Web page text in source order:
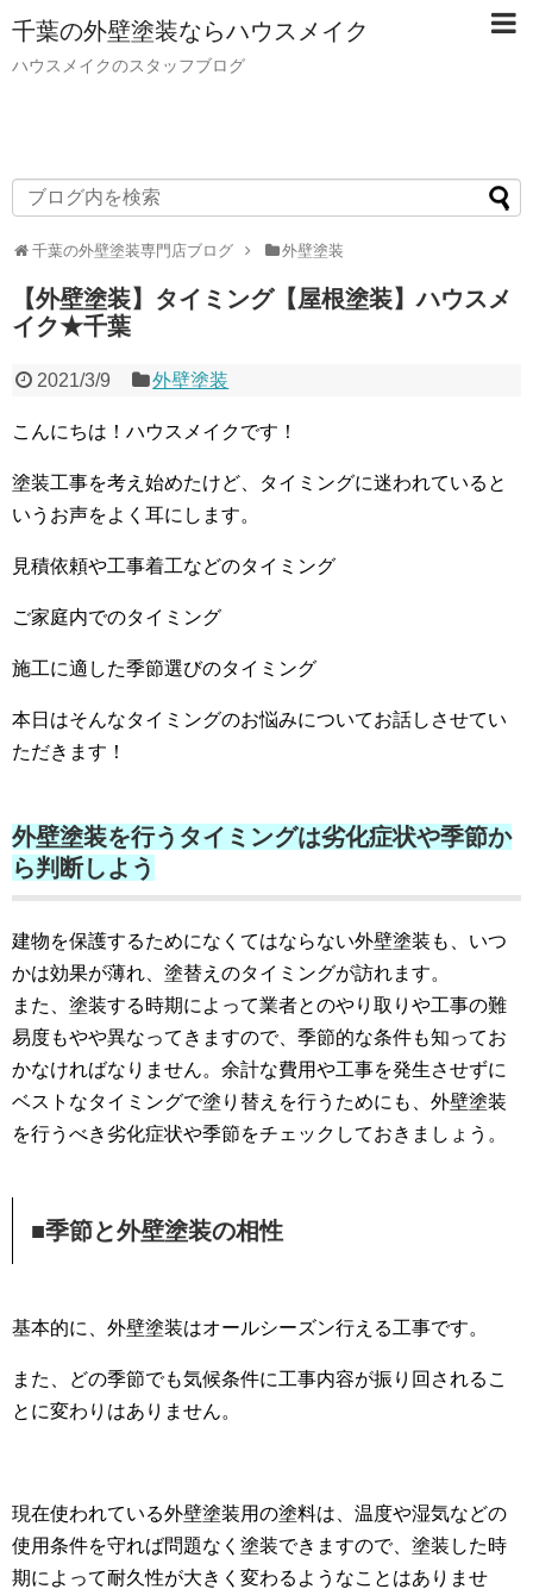
千葉の外壁塗装ならハウスメイク
ハウスメイクのスタッフブログ
千葉の外壁塗装専門店ブログ 外壁塗装
【外壁塗装】タイミング【屋根塗装】ハウスメ
イク★千葉
2021/3/9 外壁塗装
こんにちは！ハウスメイクです！
塗装工事を考え始めたけど、タイミングに迷われていると
いうお声をよく耳にします。
見積依頼や工事着工などのタイミング
ご家庭内でのタイミング
施工に適した季節選びのタイミング
本日はそんなタイミングのお悩みについてお話しさせてい
ただきます！
外壁塗装を行うタイミングは劣化症状や季節か
ら判断しよう
建物を保護するためになくてはならない外壁塗装も、いつ
かは効果が薄れ、塗替えのタイミングが訪れます。
また、塗装する時期によって業者とのやり取りや工事の難
易度もやや異なってきますので、季節的な条件も知ってお
かなければなりません。余計な費用や工事を発生させずに
ベストなタイミングで塗り替えを行うためにも、外壁塗装
を行うべき劣化症状や季節をチェックしておきましょう。
■季節と外壁塗装の相性
基本的に、外壁塗装はオールシーズン行える工事です。
また、どの季節でも気候条件に工事内容が振り回されるこ
とに変わりはありません。
現在使われている外壁塗装用の塗料は、温度や湿気などの
使用条件を守れば問題なく塗装できますので、塗装した時
期によって耐久性が大きく変わるようなことはありませ